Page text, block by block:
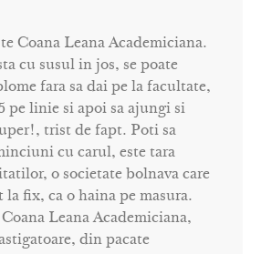
Coana Leana Academiciana.
cu susul in jos, se poate
fara sa dai pe la facultate,
pe linie si apoi sa ajungi si
trist de fapt. Poti sa
cu carul, este tara
o societate bolnava care
la fix, ca o haina pe masura.
Leana Academiciana,
din pacate